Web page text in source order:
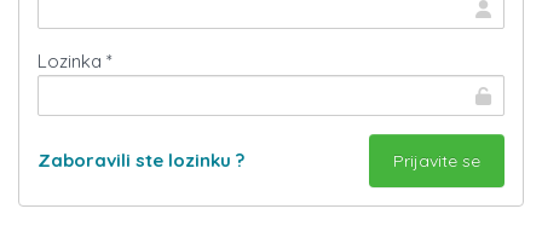
Lozinka *
Zaboravili ste lozinku ?